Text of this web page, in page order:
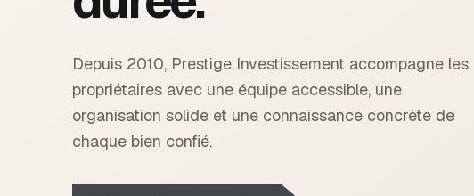
Depuis 2010, Prestige Investissement accompagne les
propriétaires avec une équipe accessible, une
organisation solide et une connaissance concrète de
chaque bien confié.